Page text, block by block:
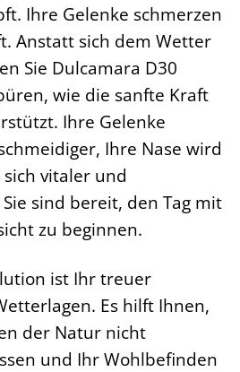
Ihre Gelenke schmerzen
Anstatt sich dem Wetter
Sie Dulcamara D30
wie die sanfte Kraft
Ihre Gelenke
Ihre Nase wird
vitaler und
sind bereit, den Tag mit
zu beginnen.
ist Ihr treuer
Es hilft Ihnen,
der Natur nicht
und Ihr Wohlbefinden